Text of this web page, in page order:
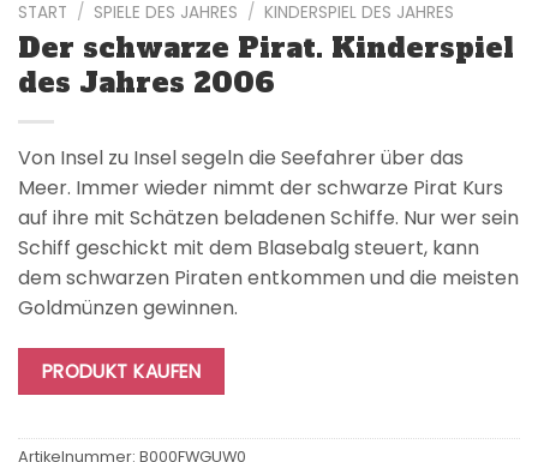
START / SPIELE DES JAHRES / KINDERSPIEL DES JAHRES
Der schwarze Pirat. Kinderspiel
des Jahres 2006
Von Insel zu Insel segeln die Seefahrer über das
Meer. Immer wieder nimmt der schwarze Pirat Kurs
auf ihre mit Schätzen beladenen Schiffe. Nur wer sein
Schiff geschickt mit dem Blasebalg steuert, kann
dem schwarzen Piraten entkommen und die meisten
Goldmünzen gewinnen.
PRODUKT KAUFEN
Artikelnummer: B000FWGUW0